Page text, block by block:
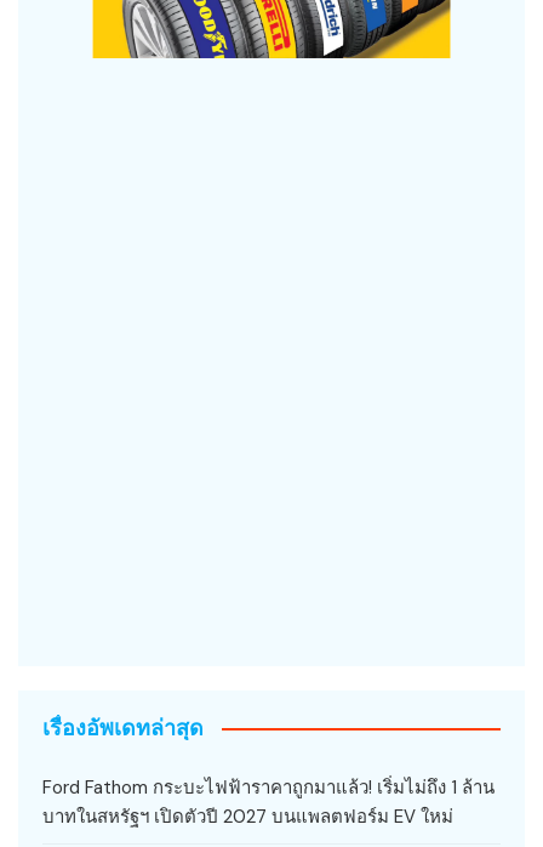
เรื่องอัพเดทล่าสุด
Ford Fathom กระบะไฟฟ้าราคาถูกมาแล้ว! เริ่มไม่ถึง 1 ล้าน
บาทในสหรัฐฯ เปิดตัวปี 2027 บนแพลตฟอร์ม EV ใหม่